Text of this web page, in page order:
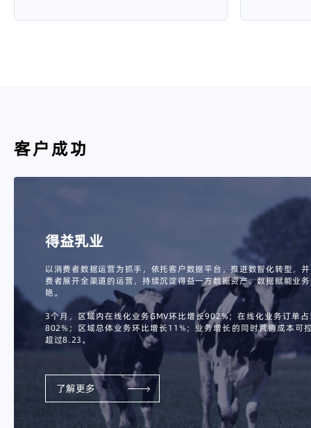
客户成功
得益乳业
以消费者数据运营为抓手，依托客户数据平台，推进数智化转型，
费者展开全渠道的运营，持续沉淀得益一方数据资产，数据赋能业
艳。
3个月，区域内在线化业务GMV环比增长902%；在线化业务订单
802%；区域总体业务环比增长11%；业务增长的同时营销成本可
超过8.23。
了解更多